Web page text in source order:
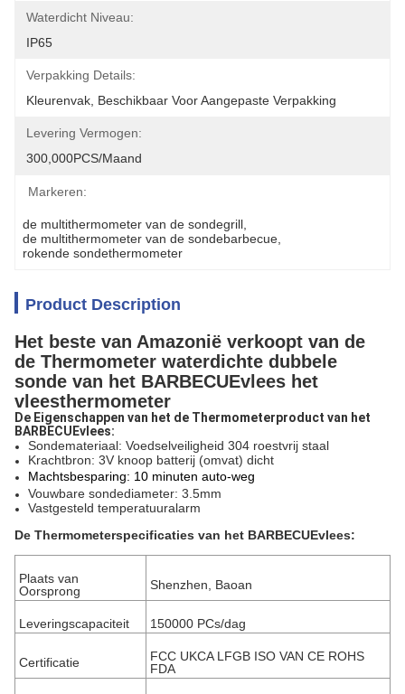
Waterdicht Niveau:
IP65
Verpakking Details:
Kleurenvak, Beschikbaar Voor Aangepaste Verpakking
Levering Vermogen:
300,000PCS/Maand
Markeren:
de multithermometer van de sondegrill
de multithermometer van de sondebarbecue
rokende sondethermometer
Product Description
Het beste van Amazonië verkoopt van de
de Thermometer waterdichte dubbele
sonde van het BARBECUEvlees het
vleesthermometer
De Eigenschappen van het de Thermometerproduct van het
BARBECUEvlees:
Sondemateriaal: Voedselveiligheid 304 roestvrij staal
Krachtbron: 3V knoop batterij (omvat) dicht
Machtsbesparing: 10 minuten auto-weg
Vouwbare sondediameter: 3.5mm
Vastgesteld temperatuuralarm
De Thermometerspecificaties van het BARBECUEvlees:
Plaats van
Oorsprong
Shenzhen, Baoan
Leveringscapaciteit 150000 PCs/dag
Certificatie
FCC UKCA LFGB ISO VAN CE ROHS
FDA